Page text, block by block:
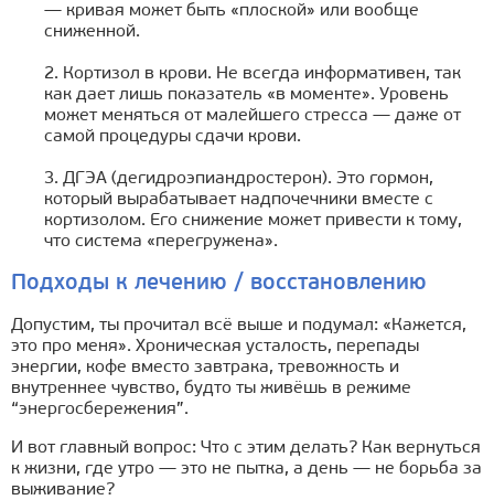
— кривая может быть «плоской» или вообще
сниженной.
2. Кортизол в крови. Не всегда информативен, так
как дает лишь показатель «в моменте». Уровень
может меняться от малейшего стресса — даже от
самой процедуры сдачи крови.
3. ДГЭА (дегидроэпиандростерон). Это гормон,
который вырабатывает надпочечники вместе с
кортизолом. Его снижение может привести к тому,
что система «перегружена».
Подходы к лечению / восстановлению
Допустим, ты прочитал всё выше и подумал: «Кажется,
это про меня». Хроническая усталость, перепады
энергии, кофе вместо завтрака, тревожность и
внутреннее чувство, будто ты живёшь в режиме
“энергосбережения”.
И вот главный вопрос: Что с этим делать? Как вернуться
к жизни, где утро — это не пытка, а день — не борьба за
выживание?